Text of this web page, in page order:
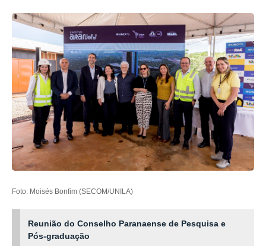
Foto: Moisés Bonfim (SECOM/UNILA)
Reunião do Conselho Paranaense de Pesquisa e
Pós-graduação